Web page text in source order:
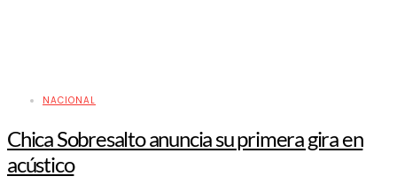
NACIONAL
Chica Sobresalto anuncia su primera gira en
acústico